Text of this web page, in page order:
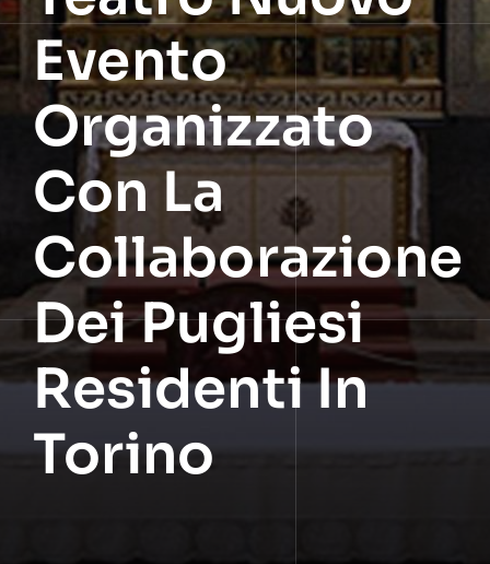
Evento
Organizzato
Con La
Collaborazione
Dei Pugliesi
Residenti In
Torino